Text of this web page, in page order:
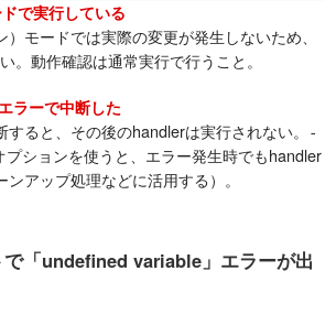
で実行している
）モードでは実際の変更が発生しないため、
。動作確認は通常実行で行うこと。
ーで中断した
ると、その後のhandlerは実行されない。
-
プションを使うと、エラー発生時でもhandler
アップ処理などに活用する）。
「undefined variable」エラーが出